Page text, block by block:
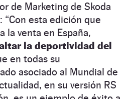
de Marketing de Skoda
“Con esta edición que
la venta en España,
la deportividad del
en todas su
asociado al Mundial de
en su versión RS